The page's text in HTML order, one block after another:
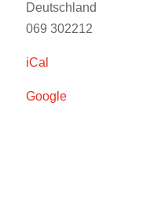
Deutschland
069 302212
iCal
Google